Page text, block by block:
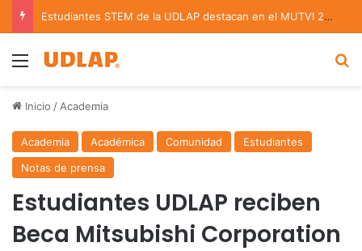
Estudiantes STEM de la UDLAP destacan en el MUTVI 2026
Menu
Inicio / Academia
Academia Académica Comunidad
Estudiantes
Notas de prensa
Estudiantes UDLAP reciben
Beca Mitsubishi Corporation